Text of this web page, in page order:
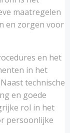
maatregelen
en zorgen voor
en het
in het
technische
en goede
rol in het
persoonlijke